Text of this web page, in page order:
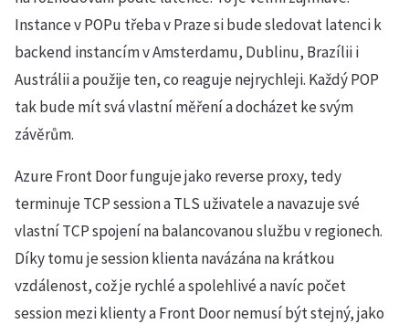
Instance v POPu třeba v Praze si bude sledovat latenci k
backend instancím v Amsterdamu, Dublinu, Brazílii i
Austrálii a použije ten, co reaguje nejrychleji. Každý POP
tak bude mít svá vlastní měření a docházet ke svým
závěrům.
Azure Front Door funguje jako reverse proxy, tedy
terminuje TCP session a TLS uživatele a navazuje své
vlastní TCP spojení na balancovanou službu v regionech.
Díky tomu je session klienta navázána na krátkou
vzdálenost, což je rychlé a spolehlivé a navíc počet
session mezi klienty a Front Door nemusí být stejný, jako